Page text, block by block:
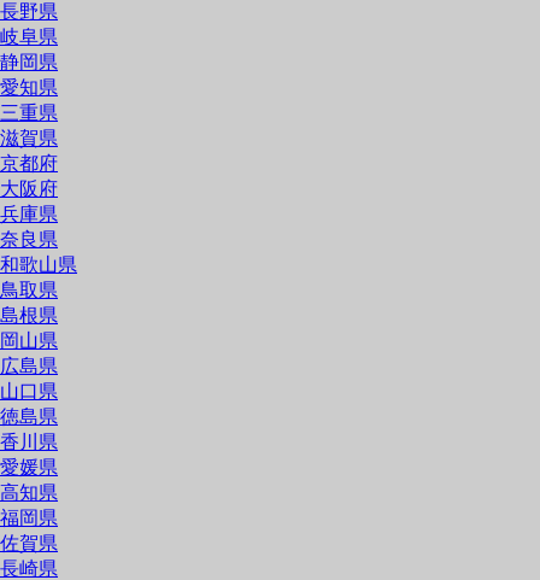
長野県
岐阜県
静岡県
愛知県
三重県
滋賀県
京都府
大阪府
兵庫県
奈良県
和歌山県
鳥取県
島根県
岡山県
広島県
山口県
徳島県
香川県
愛媛県
高知県
福岡県
佐賀県
長崎県